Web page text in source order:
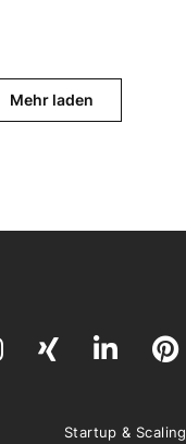
Mehr laden
Startup & Scaling